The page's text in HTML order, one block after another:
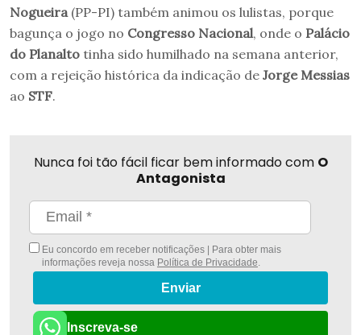
Nogueira (PP-PI) também animou os lulistas, porque
bagunça o jogo no Congresso Nacional, onde o Palácio
do Planalto tinha sido humilhado na semana anterior,
com a rejeição histórica da indicação de Jorge Messias
ao STF.
Nunca foi tão fácil ficar bem informado com O
Antagonista
Eu concordo em receber notificações | Para obter mais
informações reveja nossa Política de Privacidade
Enviar
Inscreva-se